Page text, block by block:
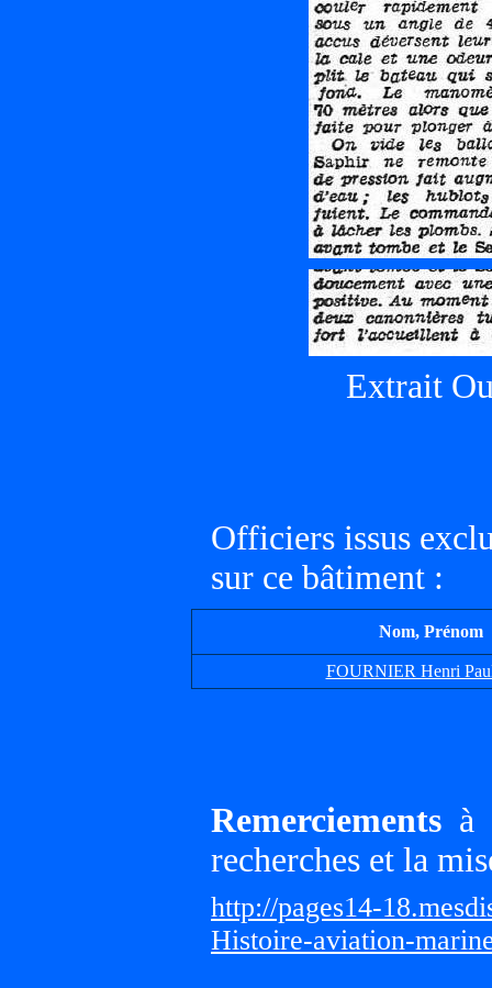
Extrait
Officiers issus
sur ce bâtiment :
Nom, Prénom
FOURNIER Henri
Remerciements à
recherches et la
http://pages14-
Histoire-aviation-